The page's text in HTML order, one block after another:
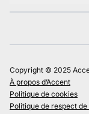
Copyright © 2025
À propos d’Accent
Politique de cookies
Politique de respect